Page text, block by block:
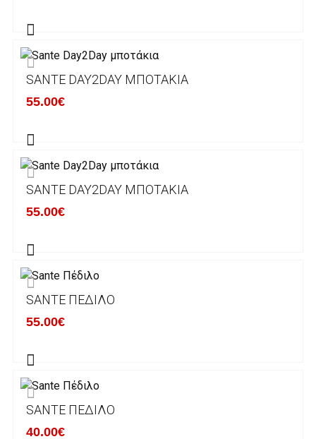
μεταφορικών 2€ για αγορές κάτω των 50€
Τα προϊόντα που παραγγέλνει ο χρήστης μέσω
του ηλεκτρονικού καταστήματος lablanca.gr
Χρόνος Διεκπεραίωσης Παραγγελιών:
ΠΟΛΙΤΙΚΗ ΕΠΙΣΤΡΟΦΩΝ
αντικατάστασή του με άλλο μέγεθος ή άλλο
προιόν.
Βασική προυπόθεση για την επιστροφή του
SANTE DAY2DAY ΜΠΟΤΆΚΙΑ
55.00€
SANTE DAY2DAY ΜΠΟΤΆΚΙΑ
55.00€
SANTE ΠΈΔΙΛΟ
55.00€
SANTE ΠΈΔΙΛΟ
40.00€